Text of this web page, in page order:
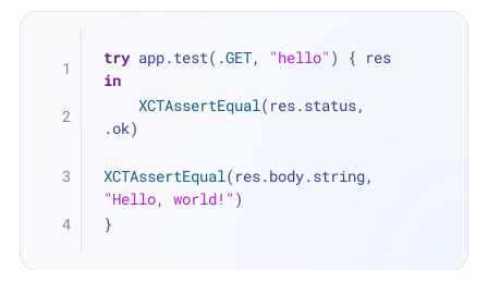
try app.test(.GET, "hello"
in
XCTAssertEqual (res.status,
.ok)
XCTAssertEqual
"Hello, world!" )
}